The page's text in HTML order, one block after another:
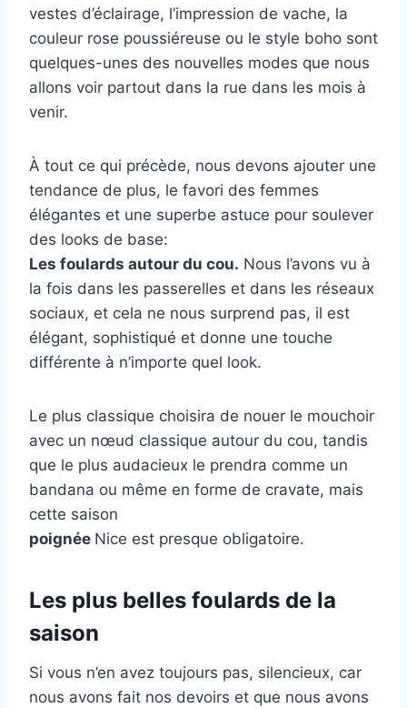
vestes d’éclairage, l’impression de vache, la
couleur rose poussiéreuse ou le style boho sont
quelques-unes des nouvelles modes que nous
allons voir partout dans la rue dans les mois à
venir.
À tout ce qui précède, nous devons ajouter une
tendance de plus, le favori des femmes
élégantes et une superbe astuce pour soulever
des looks de base:
Les foulards autour du cou. Nous l’avons vu à
la fois dans les passerelles et dans les réseaux
sociaux, et cela ne nous surprend pas, il est
élégant, sophistiqué et donne une touche
différente à n’importe quel look.
Le plus classique choisira de nouer le mouchoir
avec un nœud classique autour du cou, tandis
que le plus audacieux le prendra comme un
bandana ou même en forme de cravate, mais
cette saison
poignée Nice est presque obligatoire.
Les plus belles foulards de la
saison
Si vous n’en avez toujours pas, silencieux, car
nous avons fait nos devoirs et que nous avons